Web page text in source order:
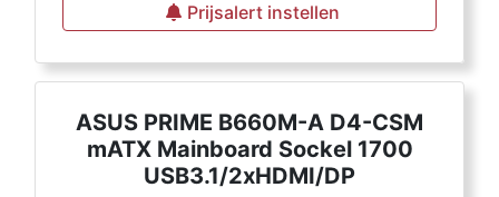
Prijsalert instellen
ASUS PRIME B660M-A D4-CSM
mATX Mainboard Sockel 1700
USB3.1/2xHDMI/DP